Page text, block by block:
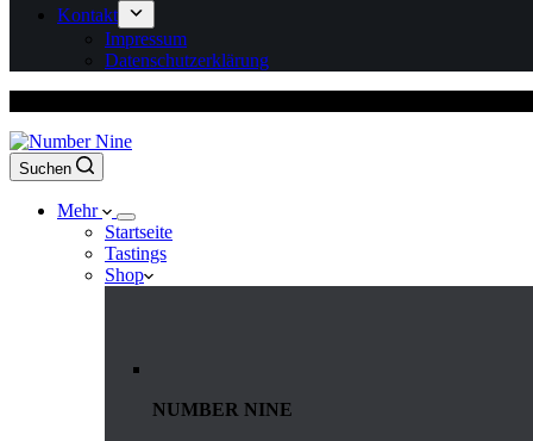
Kontakt
Impressum
Datenschutzerklärung
Suchen
Mehr
Startseite
Tastings
Shop
NUMBER NINE